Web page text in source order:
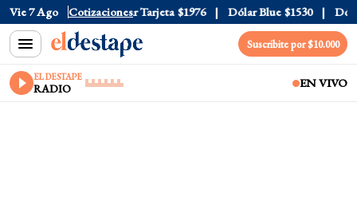
Vie 7 Ago Cotizaciones
$1520 Dólar Tarjeta $1976 Dólar Blue $1530 Dólar
Suscribite por $10.000
EL DESTAPE
RADIO EN VIVO